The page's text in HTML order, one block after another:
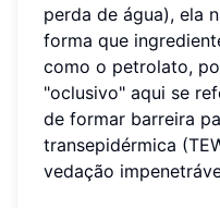
perda de água), ela
forma que
como o petrolato,
"oclusivo" aqui se
de formar barreira
transepidérmica
vedação